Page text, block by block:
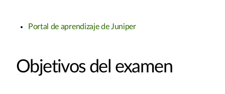
Portal de aprendizaje de Juniper
Objetivos del examen